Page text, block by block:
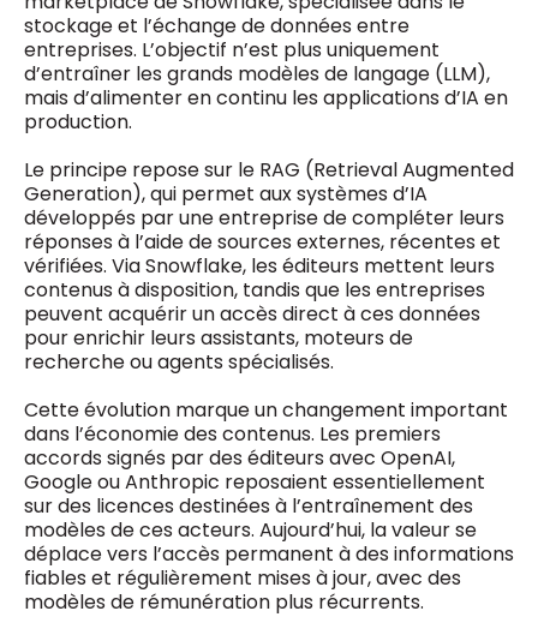
stockage et l’échange de données entre
entreprises. L’objectif n’est plus uniquement
d’entraîner les grands modèles de langage (LLM),
mais d’alimenter en continu les applications d’IA en
production.
Le principe repose sur le RAG (Retrieval Augmented
Generation), qui permet aux systèmes d’IA
développés par une entreprise de compléter leurs
réponses à l’aide de sources externes, récentes et
vérifiées. Via Snowflake, les éditeurs mettent leurs
contenus à disposition, tandis que les entreprises
peuvent acquérir un accès direct à ces données
pour enrichir leurs assistants, moteurs de
recherche ou agents spécialisés.
Cette évolution marque un changement important
dans l’économie des contenus. Les premiers
accords signés par des éditeurs avec OpenAI,
Google ou Anthropic reposaient essentiellement
sur des licences destinées à l’entraînement des
modèles de ces acteurs. Aujourd’hui, la valeur se
déplace vers l’accès permanent à des informations
fiables et régulièrement mises à jour, avec des
modèles de rémunération plus récurrents.
0498 88 64 89
f.bouchar@mm.be
Chief Editor
Griet Byl
g.byl@mm.be
Chief Editor
Damien Lemaire
0477 37 31 65
d.lemaire@mm.be
VALIDER
NOTRE CONTENU DIGITAL :
Daily
Freemium
access
5 x week
MM e - News
1 x week
MM Brunch
1 x week
MM Tech
10 x year
MM Best of
Research
10 x year
MM Blue
4 x year
Des questions ?